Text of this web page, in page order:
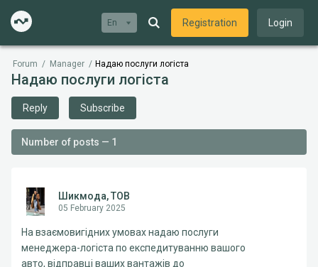
En Registration Login
Forum / Manager / Надаю послуги логіста
Надаю послуги логіста
Reply Subscribe
Number of posts — 1
Шикмода, ТОВ
05 February 2025
На взаємовигідних умовах надаю послуги
менеджера-логіста по експедитуванню вашого
авто, відправці ваших вантажів до